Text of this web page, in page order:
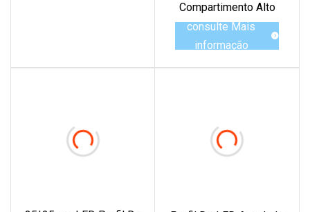
Compartimento Alto
consulte Mais
informação